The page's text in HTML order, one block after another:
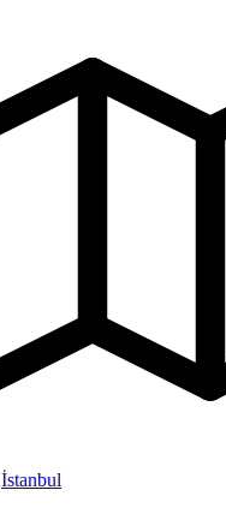
İstanbul